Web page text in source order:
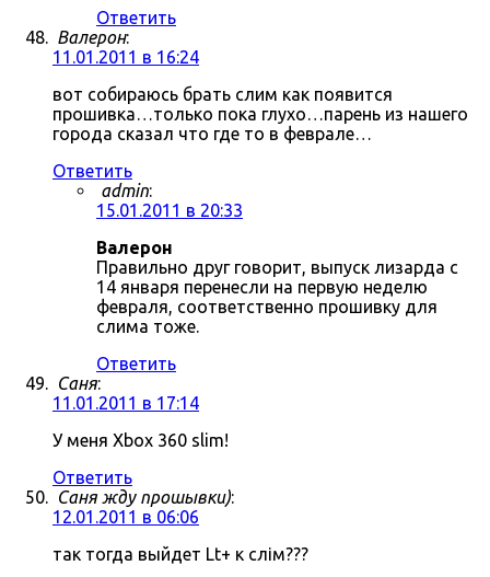
Ответить
Валерон:
11.01.2011 в 16:24
вот собираюсь брать слим как появится
прошивка…только пока глухо…парень из нашего
города сказал что где то в феврале…
Ответить
admin:
15.01.2011 в 20:33
Валерон
Правильно друг говорит, выпуск лизарда с
14 января перенесли на первую неделю
февраля, соответственно прошивку для
слима тоже.
Ответить
Саня:
11.01.2011 в 17:14
У меня Xbox 360 slim!
Ответить
Саня жду прошывки):
12.01.2011 в 06:06
так тогда выйдет Lt+ к слім???